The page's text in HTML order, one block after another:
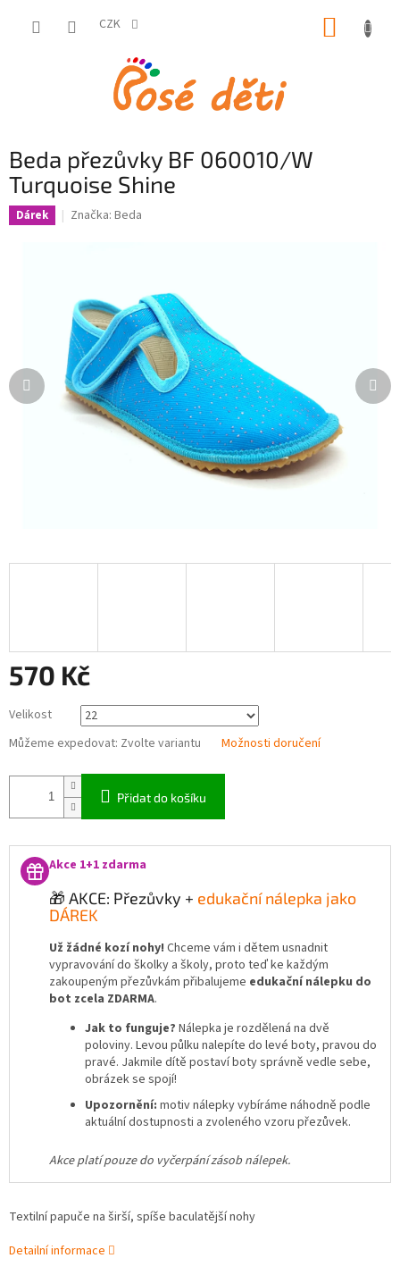
CZK
Beda přezůvky BF 060010/W
Turquoise Shine
Dárek Značka: Beda
570 Kč
cena:
Velikost
Můžeme expedovat: Zvolte variantu Možnosti doručení
Přidat do košíku
Akce 1+1 zdarma
🎁 AKCE: Přezůvky + edukační nálepka jako
DÁREK
Už žádné kozí nohy! Chceme vám i dětem usnadnit
vypravování do školky a školy, proto teď ke každým
zakoupeným přezůvkám přibalujeme edukační nálepku do
bot zcela ZDARMA.
Jak to funguje? Nálepka je rozdělená na dvě
poloviny. Levou půlku nalepíte do levé boty, pravou do
pravé. Jakmile dítě postaví boty správně vedle sebe,
obrázek se spojí!
Upozornění: motiv nálepky vybíráme náhodně podle
aktuální dostupnosti a zvoleného vzoru přezůvek.
Akce platí pouze do vyčerpání zásob nálepek.
Textilní papuče na širší, spíše baculatější nohy
Detailní informace